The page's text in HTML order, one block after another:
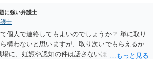
に強い弁護士
士
個人で連絡してもよいのでしょうか？ 単に取り
構わないと思いますが、取り次いでもらえるか
に、妊娠や認知の件は話さないほうがよいと思